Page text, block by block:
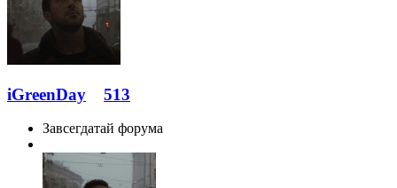
iGreenDay 513
Завсегдатай форума